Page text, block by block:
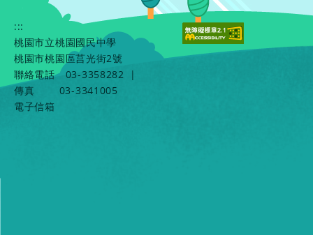
:::
桃園市立桃園國民中學
桃園市桃園區莒光街2號
聯絡電話
03-3358282
|
傳真
03-3341005
電子信箱